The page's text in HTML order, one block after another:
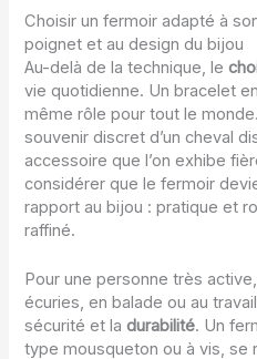
Choisir un fermoir adapté à
poignet et au design du bijou
Au-delà de la technique, le
vie quotidienne. Un bracelet
même rôle pour tout le
souvenir discret d’un cheval
accessoire que l’on exhibe
considérer que le fermoir
rapport au bijou : pratique et
raffiné.
Pour une personne très
écuries, en balade ou au
sécurité et ladurabilité. Un
type mousqueton ou à vis, se